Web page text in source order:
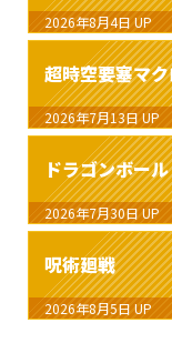
2026年8月4日 UP
超時空要塞マ
2026年7月13日 UP
ドラゴンボール
2026年7月30日 UP
呪術廻戦
2026年8月5日 UP